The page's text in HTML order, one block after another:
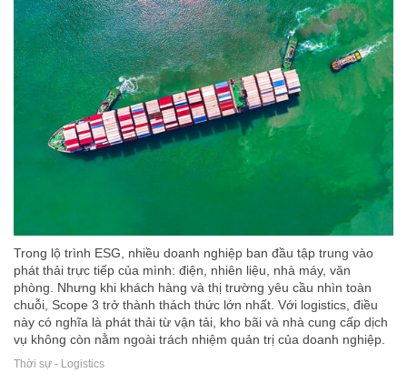
Trong lộ trình ESG, nhiều doanh nghiệp ban đầu tập trung vào
phát thải trực tiếp của mình: điện, nhiên liệu, nhà máy, văn
phòng. Nhưng khi khách hàng và thị trường yêu cầu nhìn toàn
chuỗi, Scope 3 trở thành thách thức lớn nhất. Với logistics, điều
này có nghĩa là phát thải từ vận tải, kho bãi và nhà cung cấp dịch
vụ không còn nằm ngoài trách nhiệm quản trị của doanh nghiệp.
Thời sự - Logistics